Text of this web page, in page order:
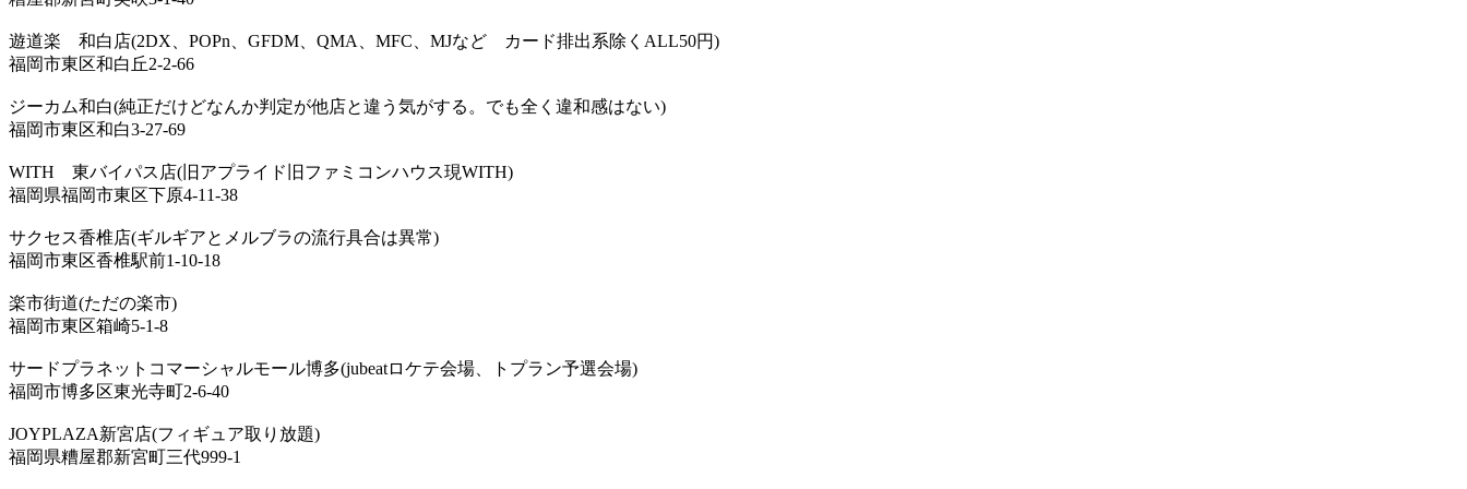
遊道楽 和白店(2DX、POPn、GFDM、QMA、MFC、MJなど カード排出系除くALL50円)
福岡市東区和白丘2-2-66
ジーカム和白(純正だけどなんか判定が他店と違う気がする。でも全く違和感はない)
福岡市東区和白3-27-69
WITH 東バイパス店(旧アプライド旧ファミコンハウス現WITH)
福岡県福岡市東区下原4-11-38
サクセス香椎店(ギルギアとメルブラの流行具合は異常)
福岡市東区香椎駅前1-10-18
楽市街道(ただの楽市)
福岡市東区箱崎5-1-8
サードプラネットコマーシャルモール博多(jubeatロケテ会場、トプラン予選会場)
福岡市博多区東光寺町2-6-40
JOYPLAZA新宮店(フィギュア取り放題)
福岡県糟屋郡新宮町三代999-1